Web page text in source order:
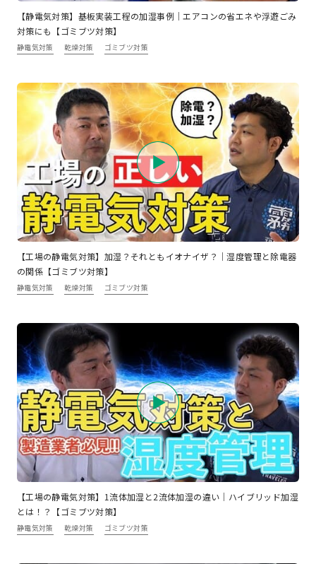
【静電気対策】基板実装工程の加湿事例｜エアコンの省エネや浮遊ごみ
対策にも【ゴミブツ対策】
静電気対策 乾燥対策 ゴミブツ対策
【工場の静電気対策】加湿？それともイオナイザ？｜湿度管理と除電器
の関係【ゴミブツ対策】
静電気対策 乾燥対策 ゴミブツ対策
【工場の静電気対策】1流体加湿と2流体加湿の違い｜ハイブリッド加湿
とは！？【ゴミブツ対策】
静電気対策 乾燥対策 ゴミブツ対策